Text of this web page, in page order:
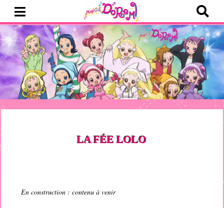
LA FÉE LOLO
En construction : contenu à venir